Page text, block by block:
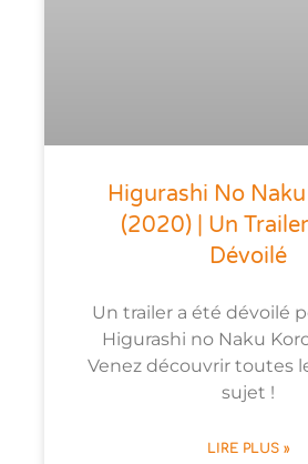
Higurashi No
(2020) | Un
Dévoilé
Un trailer a été dévoilé
Higurashi no Naku
Venez découvrir toutes
sujet !
LIRE PLUS »